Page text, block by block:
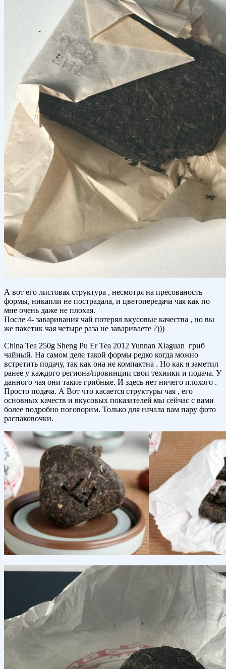
А вот его листовая структура , несмотря на пресованость
формы, никапли не пострадала, и цветопередача чая как по
мне очень даже не плохая.
После 4- заваривания чай потерял вкусовые качества , но вы
же пакетик чая четыре раза не завариваете ?)))
China Tea 250g Sheng Pu Er Tea 2012 Yunnan Xiaguan гриб
чайный. На самом деле такой формы редко когда можно
встретить подачу, так как она не компактна . Но как я заметил
ранее у каждого региона/провинции свои техники и подача. У
данного чая они такие грибные. И здесь нет ничего плохого .
Просто подача. А Вот что касается структуры чая , его
основных качеств и вкусовых показателей мы сейчас с вами
более подробно поговорим. Только для начала вам пару фото
распаковочки.